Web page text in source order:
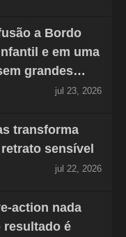
a Bordo
e em uma
grandes…
jul 23, 2026
transforma
sensível
jul 22, 2026
action nada
resultado é